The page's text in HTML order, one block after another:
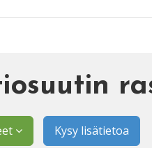
Kysy lisätietoa